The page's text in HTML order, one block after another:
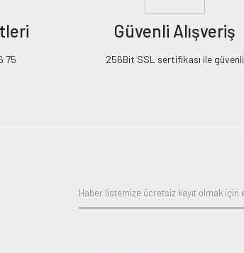
75
Güvenli Alışveriş
256Bit SSL sertifikası ile güvenli